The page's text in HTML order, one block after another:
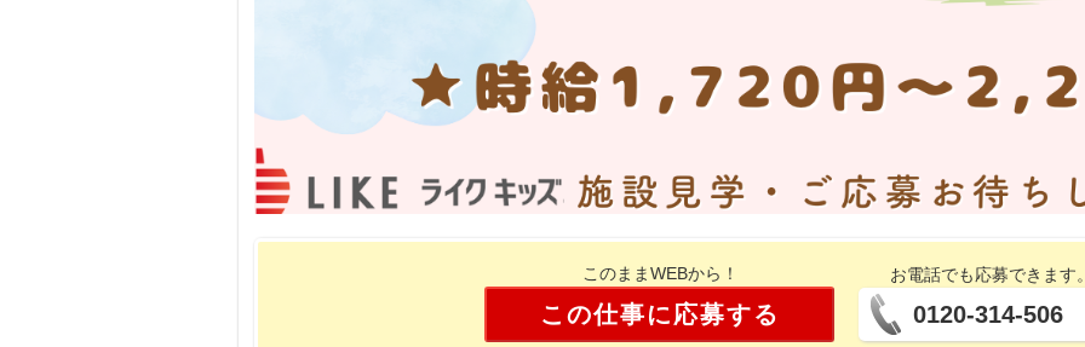
このままWEBから！
この仕事に応募する
お電話でも応募できます
0120-314-506